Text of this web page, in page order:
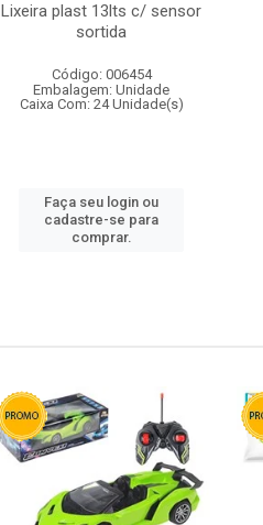
Lixeira plast 13lts c/ sensor
sortida
Código: 006454
Embalagem: Unidade
Caixa Com: 24 Unidade(s)
Faça seu login ou
cadastre-se para
comprar.